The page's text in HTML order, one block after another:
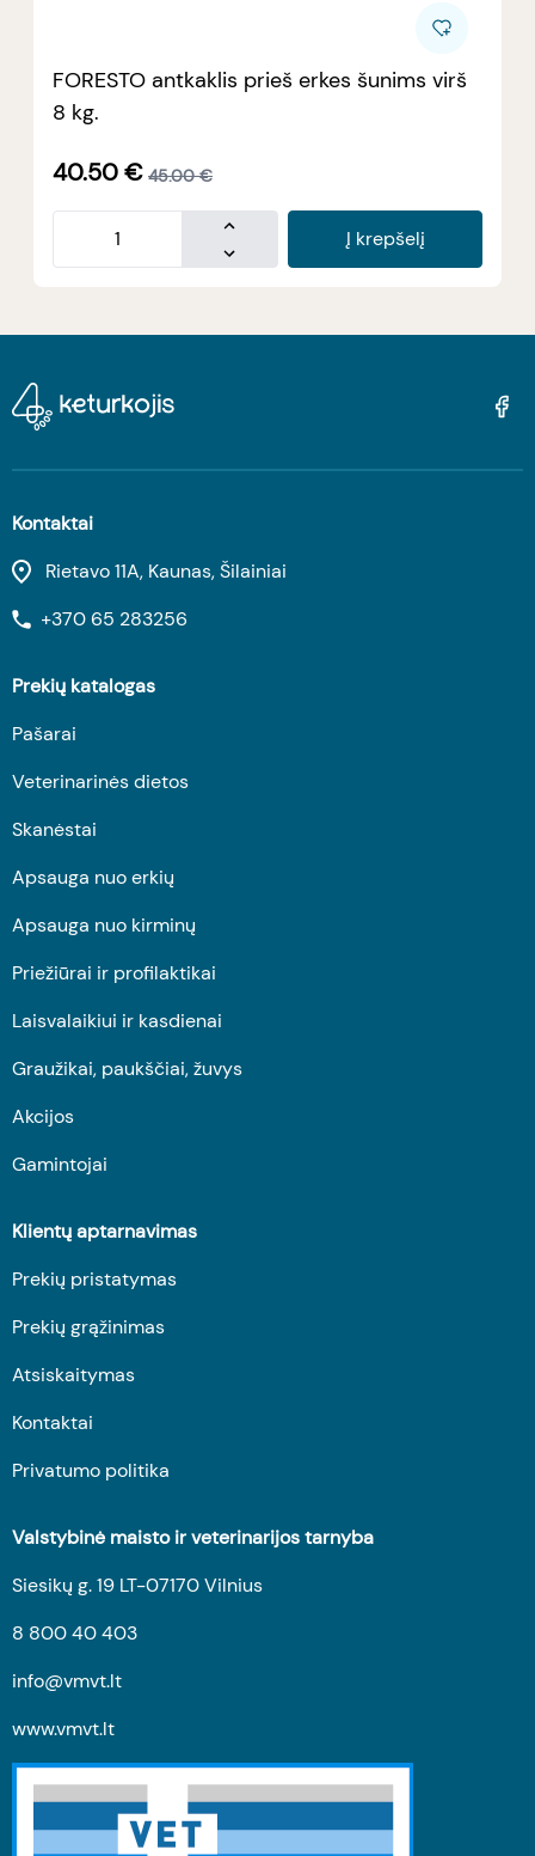
FORESTO antkaklis prieš erkes šunims virš
8 kg.
40.50€ 45.00 €
Į krepšelį
Kontaktai
Rietavo 11A, Kaunas, Šilainiai
+370 65 283256
Prekių katalogas
Pašarai
Veterinarinės dietos
Skanėstai
Apsauga nuo erkių
Apsauga nuo kirminų
Priežiūrai ir profilaktikai
Laisvalaikiui ir kasdienai
Graužikai, paukščiai, žuvys
Akcijos
Gamintojai
Klientų aptarnavimas
Prekių pristatymas
Prekių grąžinimas
Atsiskaitymas
Kontaktai
Privatumo politika
Valstybinė maisto ir veterinarijos tarnyba
Siesikų g. 19 LT-07170 Vilnius
8 800 40 403
info@vmvt.lt
www.vmvt.lt